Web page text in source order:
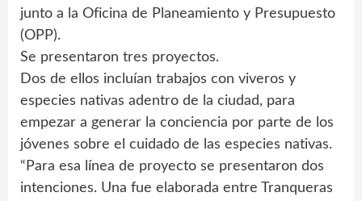
junto a la Oficina de Planeamiento y Presupuesto
(OPP).
Se presentaron tres proyectos.
Dos de ellos incluían trabajos con viveros y
especies nativas adentro de la ciudad, para
empezar a generar la conciencia por parte de los
jóvenes sobre el cuidado de las especies nativas.
“Para esa línea de proyecto se presentaron dos
intenciones. Una fue elaborada entre Tranqueras